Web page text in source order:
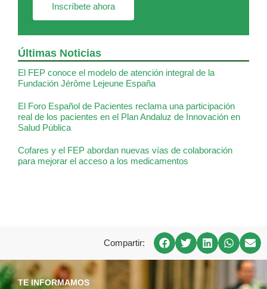
Inscríbete ahora
Últimas Noticias
El FEP conoce el modelo de atención integral de la
Fundación Jérôme Lejeune España
El Foro Español de Pacientes reclama una participación
real de los pacientes en el Plan Andaluz de Innovación en
Salud Pública
Cofares y el FEP abordan nuevas vías de colaboración
para mejorar el acceso a los medicamentos
Compartir:
TE INFORMAMOS